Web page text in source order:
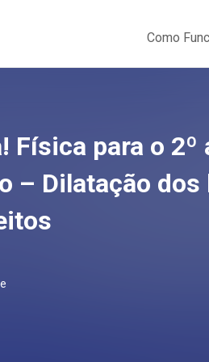
Como
Física para o 2º
– Dilatação